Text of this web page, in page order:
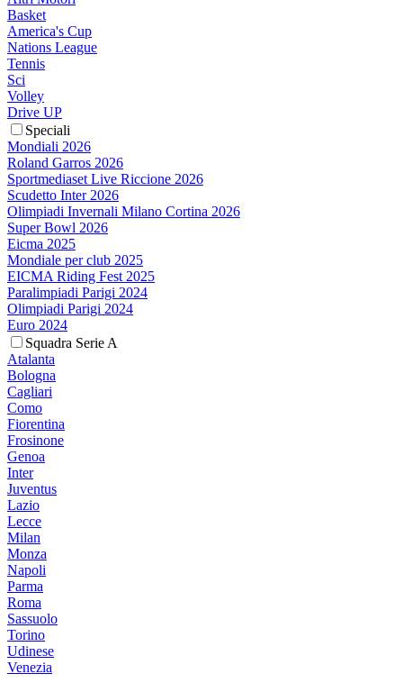
Basket
America's Cup
Nations League
Tennis
Sci
Volley
Drive UP
Speciali
Mondiali 2026
Roland Garros 2026
Sportmediaset Live Riccione 2026
Scudetto Inter 2026
Olimpiadi Invernali Milano Cortina 2026
Super Bowl 2026
Eicma 2025
Mondiale per club 2025
EICMA Riding Fest 2025
Paralimpiadi Parigi 2024
Olimpiadi Parigi 2024
Euro 2024
Squadra Serie A
Atalanta
Bologna
Cagliari
Como
Fiorentina
Frosinone
Genoa
Inter
Juventus
Lazio
Lecce
Milan
Monza
Napoli
Parma
Roma
Sassuolo
Torino
Udinese
Venezia